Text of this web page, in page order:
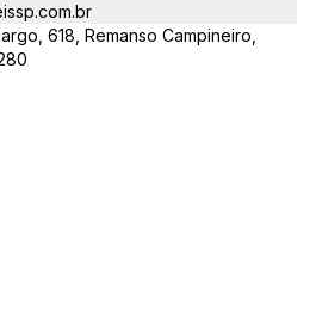
618, Remanso Campineiro,